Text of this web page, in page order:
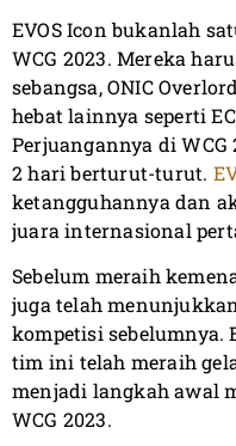
EVOS Icon bukanlah
WCG 2023. Mereka
sebangsa, ONIC
hebat lainnya seperti
Perjuangannya di
2 hari berturut-turut.
ketangguhannya dan
juara internasional
Sebelum meraih
juga telah
kompetisi sebelumnya.
tim ini telah meraih
menjadi langkah awal
WCG 2023.